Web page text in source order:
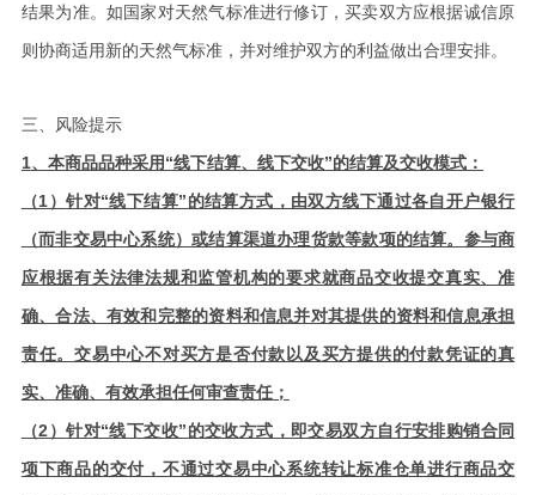
结果为准。如国家对天然气标准进行修订，买卖双方应根据诚信原
则协商适用新的天然气标准，并对维护双方的利益做出合理安排。
三、风险提示
1、本商品品种采用“线下结算、线下交收”的结算及交收模式：
（1）针对“线下结算”的结算方式，由双方线下通过各自开户银行
（而非交易中心系统）或结算渠道办理货款等款项的结算。参与商
应根据有关法律法规和监管机构的要求就商品交收提交真实、准
确、合法、有效和完整的资料和信息并对其提供的资料和信息承担
责任。交易中心不对买方是否付款以及买方提供的付款凭证的真
实、准确、有效承担任何审查责任；
（2）针对“线下交收”的交收方式，即交易双方自行安排购销合同
项下商品的交付，不通过交易中心系统转让标准仓单进行商品交